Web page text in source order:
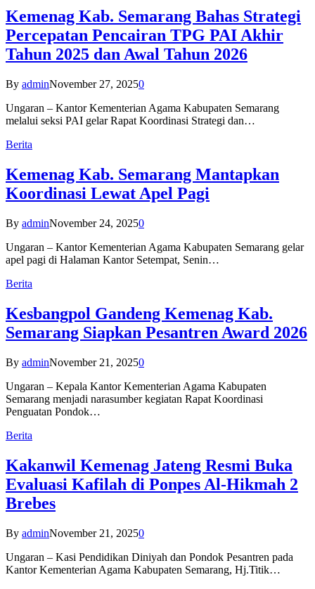
Kemenag Kab. Semarang Bahas Strategi
Percepatan Pencairan TPG PAI Akhir
Tahun 2025 dan Awal Tahun 2026
By adminNovember 27, 20250
Ungaran – Kantor Kementerian Agama Kabupaten Semarang
melalui seksi PAI gelar Rapat Koordinasi Strategi dan…
Berita
Kemenag Kab. Semarang Mantapkan
Koordinasi Lewat Apel Pagi
By adminNovember 24, 20250
Ungaran – Kantor Kementerian Agama Kabupaten Semarang gelar
apel pagi di Halaman Kantor Setempat, Senin…
Berita
Kesbangpol Gandeng Kemenag Kab.
Semarang Siapkan Pesantren Award 2026
By adminNovember 21, 20250
Ungaran – Kepala Kantor Kementerian Agama Kabupaten
Semarang menjadi narasumber kegiatan Rapat Koordinasi
Penguatan Pondok…
Berita
Kakanwil Kemenag Jateng Resmi Buka
Evaluasi Kafilah di Ponpes Al-Hikmah 2
Brebes
By adminNovember 21, 20250
Ungaran – Kasi Pendidikan Diniyah dan Pondok Pesantren pada
Kantor Kementerian Agama Kabupaten Semarang, Hj.Titik…